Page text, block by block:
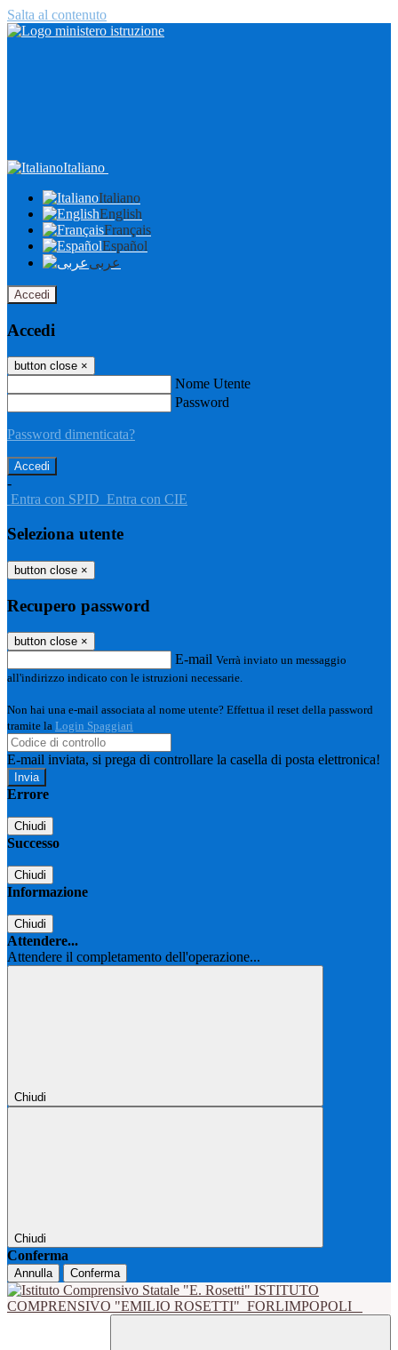
Salta al contenuto
Italiano
Italiano
English
Français
Español
عربى
Accedi
Accedi
button close ×
Nome Utente
Password
Password dimenticata?
-
Entra con SPID Entra con CIE
Seleziona utente
button close ×
Recupero password
button close ×
E-mail Verrà inviato un messaggio
all'indirizzo indicato con le istruzioni necessarie.
Non hai una e-mail associata al nome utente? Effettua il reset della password
tramite la Login Spaggiari
E-mail inviata, si prega di controllare la casella di posta elettronica!
Errore
Chiudi
Successo
Chiudi
Informazione
Chiudi
Attendere...
Attendere il completamento dell'operazione...
Chiudi
Chiudi
Conferma
Annulla Conferma
ISTITUTO
COMPRENSIVO "EMILIO ROSETTI" FORLIMPOPOLI